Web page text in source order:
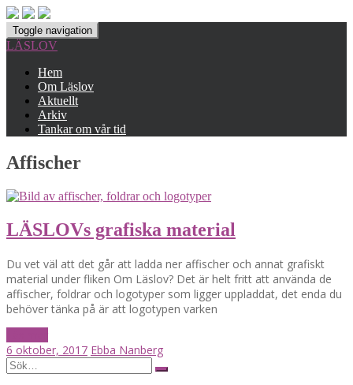
Toggle navigation
LÄSLOV
Hem
Om Läslov
Aktuellt
Arkiv
Tankar om vår tid
Affischer
LÄSLOVs grafiska material
Du vet väl att det går att ladda ner affischer och annat grafiskt
material under fliken Om Läslov? Det är helt fritt att använda de
affischer, foldrar och logotyper som ligger uppladdat, det enda du
behöver tänka på är att logotypen varken
6 oktober, 2017 Ebba Nanberg
Posts
Search
for: